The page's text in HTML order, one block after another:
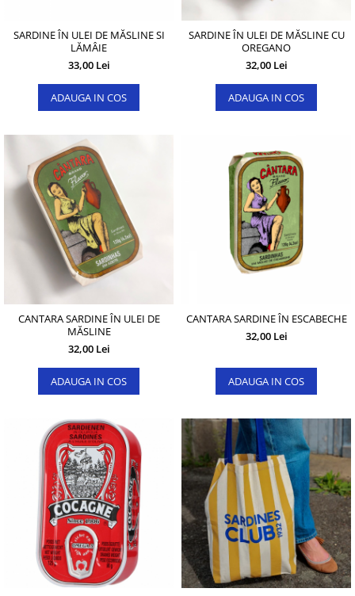
SARDINE ÎN ULEI DE MĂSLINE SI
LĂMÂIE
33,00 Lei
ADAUGA IN COS
SARDINE ÎN ULEI DE MĂSLINE CU
OREGANO
32,00 Lei
ADAUGA IN COS
CANTARA SARDINE ÎN ULEI DE
MĂSLINE
32,00 Lei
ADAUGA IN COS
CANTARA SARDINE ÎN ESCABECHE
32,00 Lei
ADAUGA IN COS